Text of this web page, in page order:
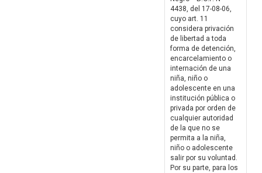
4438, del 17-08-06,
cuyo art. 11
considera privación
de libertad a toda
forma de detención,
encarcelamiento o
internación de una
niña, niño o
adolescente en una
institución pública o
privada por orden de
cualquier autoridad
de la que no se
permita a la niña,
niño o adolescente
salir por su voluntad.
Por su parte, para los